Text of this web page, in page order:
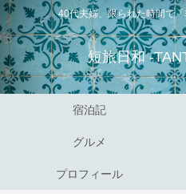
40代夫婦、限られた時間で
短旅日和 -
宿泊記
グルメ
プロフィール